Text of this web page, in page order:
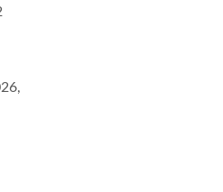
DC-DC 20W 4:1